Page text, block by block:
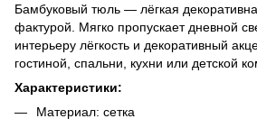
Бамбуковый тюль — лёгкая
фактурой. Мягко пропускает дневной
интерьеру лёгкость и декоративный
гостиной, спальни, кухни или детской
Характеристики:
Материал: сетка